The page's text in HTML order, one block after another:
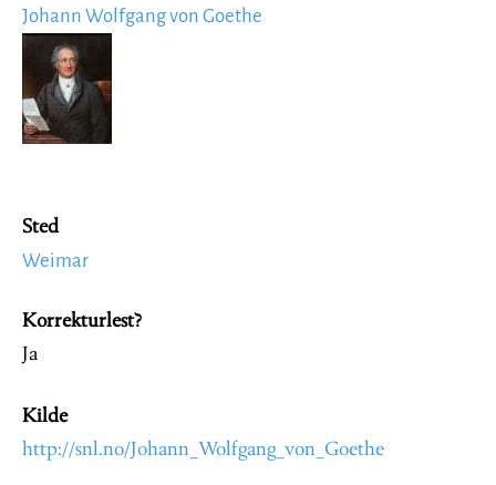
Johann Wolfgang von Goethe
Image
Sted
Weimar
Korrekturlest?
Ja
Kilde
http://snl.no/Johann_Wolfgang_von_Goethe